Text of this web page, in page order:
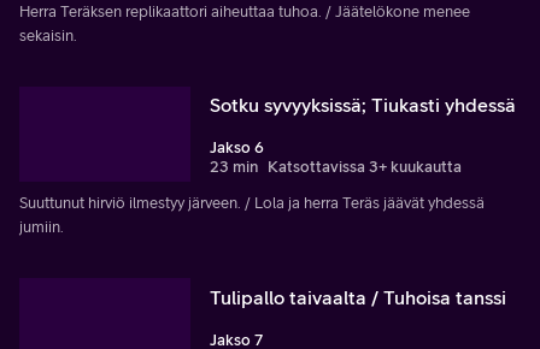
Herra Teräksen replikaattori aiheuttaa tuhoa. / Jäätelökone menee
sekaisin.
Sotku syvyyksissä; Tiukasti yhdessä
Jakso 6
23 min Katsottavissa 3+ kuukautta
Suuttunut hirviö ilmestyy järveen. / Lola ja herra Teräs jäävät yhdessä
jumiin.
Tulipallo taivaalta / Tuhoisa tanssi
Jakso 7